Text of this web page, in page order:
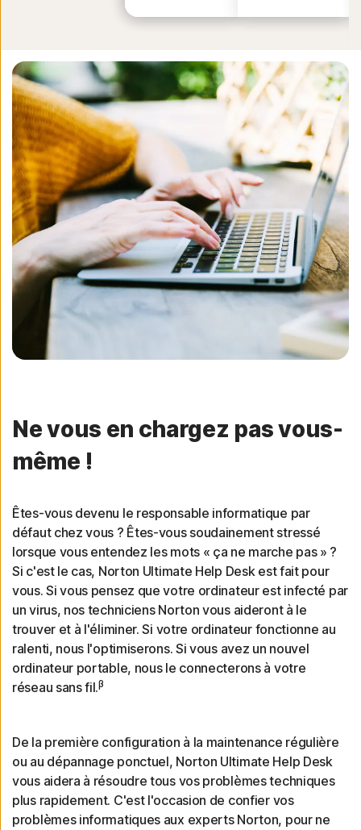
Ne vous en chargez pas vous-
même !
Êtes-vous devenu le responsable informatique par
défaut chez vous ? Êtes-vous soudainement stressé
lorsque vous entendez les mots « ça ne marche pas » ?
Si c'est le cas, Norton Ultimate Help Desk est fait pour
vous. Si vous pensez que votre ordinateur est infecté par
un virus, nos techniciens Norton vous aideront à le
trouver et à l'éliminer. Si votre ordinateur fonctionne au
ralenti, nous l'optimiserons. Si vous avez un nouvel
ordinateur portable, nous le connecterons à votre
réseau sans fil.β
De la première configuration à la maintenance régulière
ou au dépannage ponctuel, Norton Ultimate Help Desk
vous aidera à résoudre tous vos problèmes techniques
plus rapidement. C'est l'occasion de confier vos
problèmes informatiques aux experts Norton, pour ne